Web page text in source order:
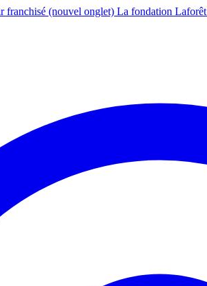
franchisé (nouvel onglet) La fondation Laforêt